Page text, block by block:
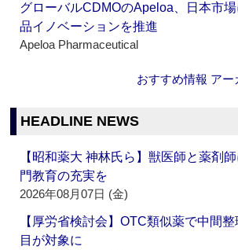
グローバルCDMOのApeloa、日本市
品イノベーションを推進
Apeloa Pharmaceutical
おすすめ情報 アー
HEADLINE NEWS
【昭和薬大 神林氏ら】獣医師と薬剤
門教育の充実を
2026年08月07日 (金)
【厚労省検討会】OTC類似薬で中間
目が対象に